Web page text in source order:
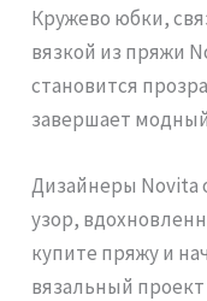
Кружево юбки,
вязкой из пряжи
становится
завершает
Дизайнеры Novita
узор,
купите пряжу и
вязальный